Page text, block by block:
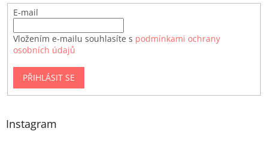
E-mail
Vložením e-mailu souhlasíte s podmínkami ochrany
osobních údajů
PŘIHLÁSIT SE
Instagram